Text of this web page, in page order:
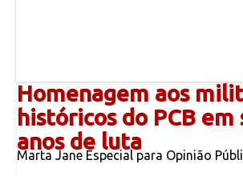
Homenagem aos
históricos do PCB em
anos de luta
Marta Jane Especial para Opinião